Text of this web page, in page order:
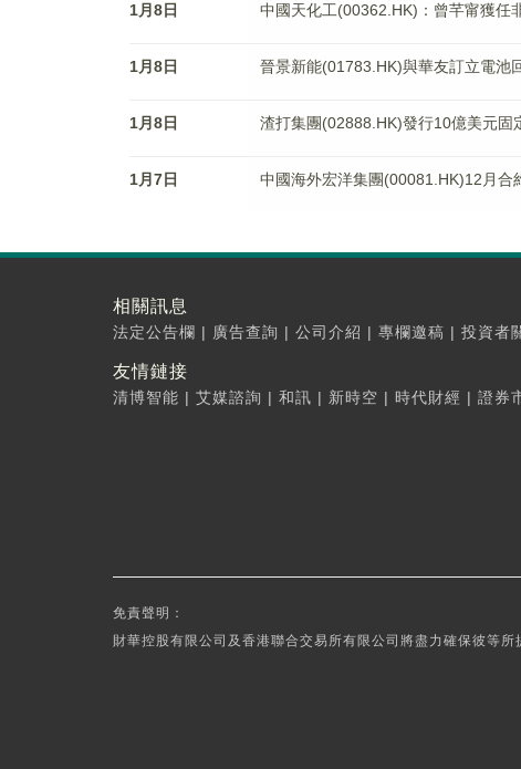
1月8日 中國天化工(00362.HK)：曾芊甯獲任
1月8日 晉景新能(01783.HK)與華友訂立電池
1月8日 渣打集團(02888.HK)發行10億美元固
1月7日 中國海外宏洋集團(00081.HK)12月合
相關訊息
法定公告欄 | 廣告查詢 | 公司介紹 | 專欄邀稿 | 投資者
友情鏈接
清博智能 | 艾媒諮詢 | 和訊 | 新時空 | 時代財經 | 證券
免責聲明：
財華控股有限公司及香港聯合交易所有限公司將盡力確保彼等